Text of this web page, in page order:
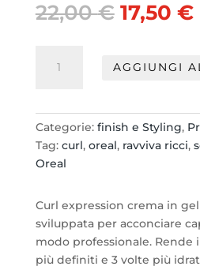
22,00€ Il
prezzo
era:
17,50 €Il
Serie
Expression
Crema-
Gel
Ricci
250ml.
quantità
AGGIUNGI
Categorie: finish e Styling,
Tag: curl, oreal, ravviva ricci,
Oreal
Curl expression crema in
sviluppata per acconciare
modo professionale. Rende
più definiti e 3 volte più